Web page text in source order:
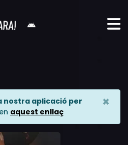
nostra aplicació per
aquest enllaç
×